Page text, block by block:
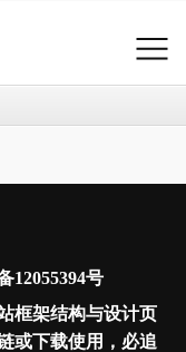
12055394号
框架结构与设计页
或下载使用，必追